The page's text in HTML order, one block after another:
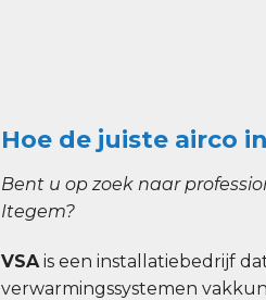
Hoe de juiste airco
Bent u op zoek naar
Itegem?
VSA is een installatiebedrijf
verwarmingssystemen